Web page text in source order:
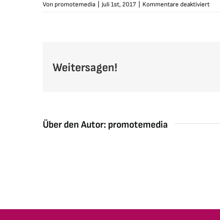
Von promotemedia Juli 1st, 2017 Kommentare deaktiviertfür
Weitersagen!
Über den Autor: promotemedia